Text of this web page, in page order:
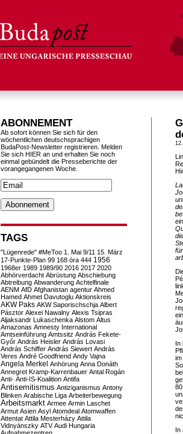
In
In
ABONNEMENT
Ab sofort können Sie sich für den
wöchentlichen deutschsprachigen
BudaPost-Newsletter registrieren. Melden
Sie sich HIER an und erhalten Sie noch
einmal gebündelt die Presseberichte der
vorangegangenen Woche.
TAGS
"Lügenrede" #MeToo 1. Mai 9/11 15. März
17-Punkte-Plan 99 168 óra 444 1956
1968er 1989 1989/90 2016 2017 2020
Abhörverdacht Abrüstung Abschiebung
Abtreibung Abwanderung Achtelfinale
AENM AfD Afghanistan agentur Ahmed
Hamed Ahmet Davutoglu Aktionskreis
AKW Paks AKW Saporischschja Albert
Pásztor Alexei Nawalny Alexis Tsipras
Aljaksandr Lukaschenka Alstom Altus
Amazonas Amnesty International
Amtseinführung Amtssitz András Fekete-
Győr András Heisler András Lovasi
András Schiffer András Siewert András
Veres André Goodfriend Andy Vajna
Angela Merkel Anhörung Anna Donáth
Annegret Kramp-Karrenbauer Antal Rogán
Anti- Anti-IS-Koalition Antifa
Antisemitismus Antiziganismus Antony
Blinken Arabische Liga Arbeiterbewegung
Arbeitsmarkt Armee Armin Laschet
Armut Asien Asyl Atomdeal Atomwaffen
Attentat Attila Mesterházy Attila
Vidnyánszky ATV Audi Hungaria